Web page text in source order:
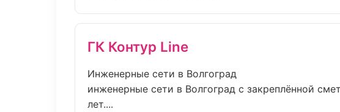
ГК Контур Line
Инженерные сети в Волгоград
инженерные сети в Волгоград с закреплённой
лет....